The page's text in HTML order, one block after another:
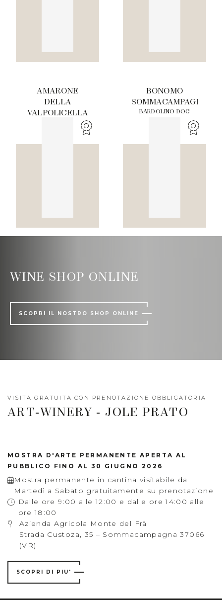
AMARONE
DELLA
VALPOLICELLA
TENUTA LENA DI
BONOMO
SOMMACAMPAGNA
BARDOLINO DOC
WINE SHOP ONLINE
SCOPRI IL NOSTRO SHOP ONLINE
VISITA GRATUITA CON PRENOTAZIONE OBBLIGATORIA
ART-WINERY - JOLE PRATO
MOSTRA D'ARTE PERMANENTE APERTA AL
PUBBLICO FINO AL 30 GIUGNO 2026
Mostra permanente in cantina visitabile da
Martedì a Sabato gratuitamente su prenotazione
Dalle ore 9:00 alle 12:00 e dalle ore 14:00 alle
ore 18:00
Azienda Agricola Monte del Frà
Strada Custoza, 35 – Sommacampagna 37066
(VR)
SCOPRI DI PIU'